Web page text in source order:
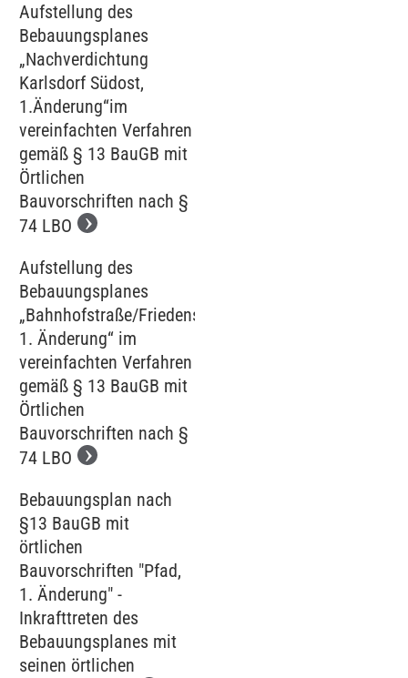
Aufstellung des
Bebauungsplanes
„Nachverdichtung
Karlsdorf Südost,
1.Änderung“im
vereinfachten Verfahren
gemäß § 13 BauGB mit
Örtlichen
Bauvorschriften nach §
74 LBO
Aufstellung des
Bebauungsplanes
„Bahnhofstraße/Friedenstraße,
1. Änderung“ im
vereinfachten Verfahren
gemäß § 13 BauGB mit
Örtlichen
Bauvorschriften nach §
74 LBO
Bebauungsplan nach
§13 BauGB mit
örtlichen
Bauvorschriften "Pfad,
1. Änderung" -
Inkrafttreten des
Bebauungsplanes mit
seinen örtlichen